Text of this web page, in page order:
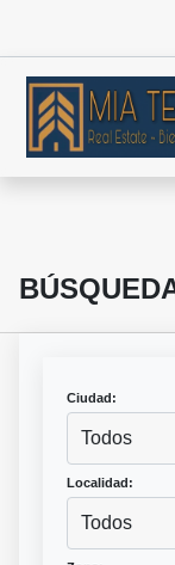
Ciudad:
Todos
Localidad:
Todos